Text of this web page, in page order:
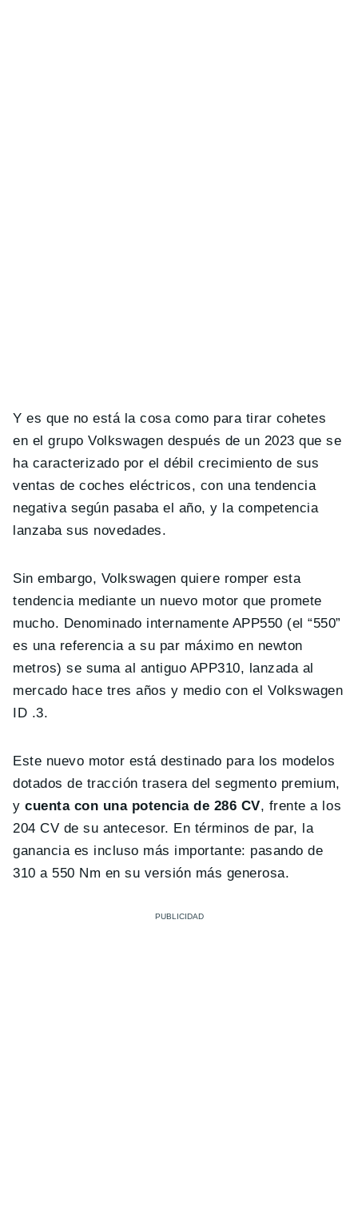
Y es que no está la cosa como para tirar cohetes
en el grupo Volkswagen después de un 2023 que se
ha caracterizado por el débil crecimiento de sus
ventas de coches eléctricos, con una tendencia
negativa según pasaba el año, y la competencia
lanzaba sus novedades.
Sin embargo, Volkswagen quiere romper esta
tendencia mediante un nuevo motor que promete
mucho. Denominado internamente APP550 (el “550”
es una referencia a su par máximo en newton
metros) se suma al antiguo APP310, lanzada al
mercado hace tres años y medio con el Volkswagen
ID .3.
Este nuevo motor está destinado para los modelos
dotados de tracción trasera del segmento premium,
ycuenta con una potencia de 286 CV, frente a los
204 CV de su antecesor. En términos de par, la
ganancia es incluso más importante: pasando de
310 a 550 Nm en su versión más generosa.